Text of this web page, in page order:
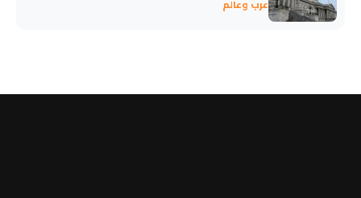
عرب وعالم